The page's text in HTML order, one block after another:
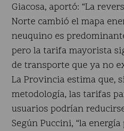
Giacosa, aportó: “La
Norte cambió el mapa
neuquino es
pero la tarifa mayorista
de transporte que ya no
La Provincia estima que,
metodología, las tarifas
usuarios podrían
Según Puccini, “la